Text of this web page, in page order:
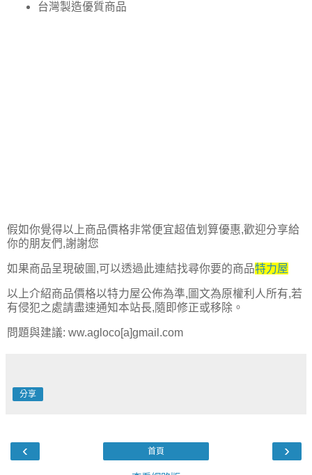
台灣製造優質商品
假如你覺得以上商品價格非常便宜超值划算優惠,歡迎分享給
你的朋友們,謝謝您
如果商品呈現破圖,可以透過此連結找尋你要的商品特力屋
以上介紹商品價格以特力屋公佈為準,圖文為原權利人所有,若
有侵犯之處請盡速通知本站長,隨即修正或移除。
問題與建議: ww.agloco[a]gmail.com
分享
‹ ›
首頁